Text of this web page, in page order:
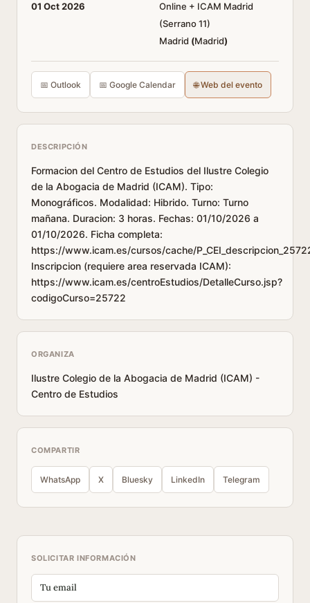
01 Oct 2026
Online + ICAM Madrid
(Serrano 11)
Madrid (Madrid)
📅 Outlook 📅 Google Calendar 🌐 Web del evento
DESCRIPCIÓN
Formacion del Centro de Estudios del Ilustre Colegio
de la Abogacia de Madrid (ICAM). Tipo:
Monográficos. Modalidad: Hibrido. Turno: Turno
mañana. Duracion: 3 horas. Fechas: 01/10/2026 a
01/10/2026. Ficha completa:
https://www.icam.es/cursos/cache/
Inscripcion (requiere area reservada ICAM):
https://www.icam.es/centroEstudios/DetalleCurso.jsp?
codigoCurso=25722
ORGANIZA
Ilustre Colegio de la Abogacia de Madrid (ICAM) -
Centro de Estudios
COMPARTIR
WhatsApp X Bluesky LinkedIn Telegram
SOLICITAR INFORMACIÓN